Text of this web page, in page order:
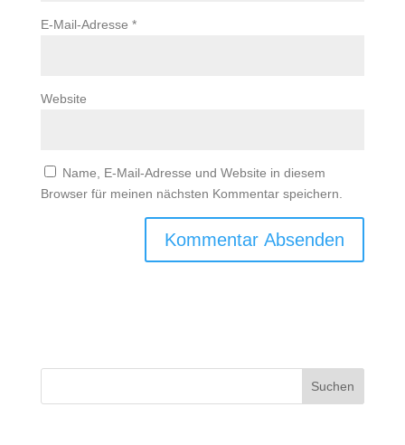
E-Mail-Adresse *
Website
Name, E-Mail-Adresse und Website in diesem
Browser für meinen nächsten Kommentar speichern.
Suchen